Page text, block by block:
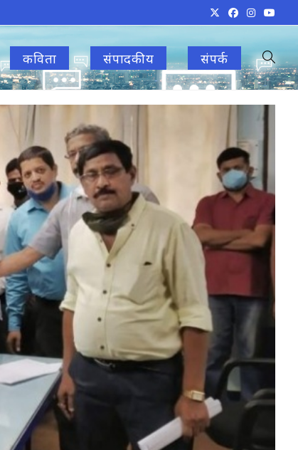
कविता संपादकीय संपर्क Toggle
website
search